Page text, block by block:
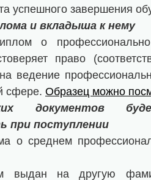
успешного завершения
и вкладыша к нему
о
право
ведение
сфере. Образец можно
документов
при поступлении
о среднем
выдан на другую